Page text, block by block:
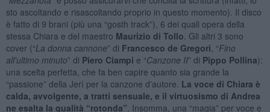
sto ascoltando e risascoltando proprio in questo momento). Il disco
è fatto di 9 brani (più una “gosth track”), 6 dei quali opera della
stessa Chiara e del maestro Maurizio di Tollo . Gli altri 3 sono
cover (“La donna cannone” di Francesco de Gregori , “Fino
all'ultimo minuto” di Piero Ciampi e “Canzone II” di Pippo Pollina):
una scelta perfetta, che fa ben capire quanto sia grande la
“passione” della Jerì per la canzone d'autore. La voce di Chiara è
calda, avvolgente, a tratti sensuale, e il virtuosismo di Andrea
ne esalta la qualità “rotonda” . Insomma, una “magia” per voce e